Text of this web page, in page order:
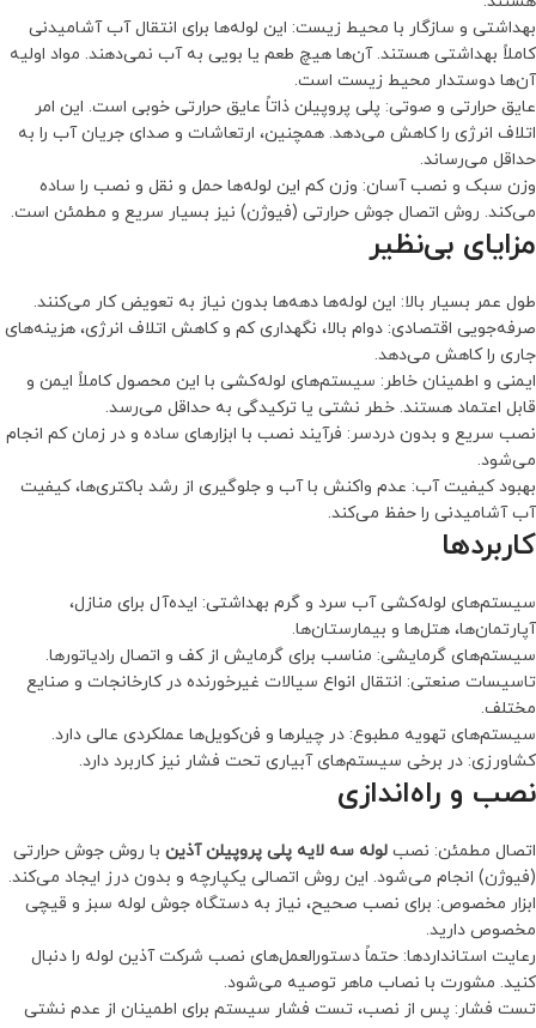
بهداشتی و سازگار با محیط زیست: این لوله‌ها برای انتقال آب آشامیدنی
کاملاً بهداشتی هستند. آن‌ها هیچ طعم یا بویی به آب نمی‌دهند. مواد اولیه
آن‌ها دوستدار محیط زیست است.
عایق حرارتی و صوتی: پلی پروپیلن ذاتاً عایق حرارتی خوبی است. این امر
اتلاف انرژی را کاهش می‌دهد. همچنین، ارتعاشات و صدای جریان آب را به
حداقل می‌رساند.
وزن سبک و نصب آسان: وزن کم این لوله‌ها حمل و نقل و نصب را ساده
می‌کند. روش اتصال جوش حرارتی (فیوژن) نیز بسیار سریع و مطمئن است.
مزایای بی‌نظیر
طول عمر بسیار بالا: این لوله‌ها دهه‌ها بدون نیاز به تعویض کار می‌کنند.
صرفه‌جویی اقتصادی: دوام بالا، نگهداری کم و کاهش اتلاف انرژی، هزینه‌های
جاری را کاهش می‌دهد.
ایمنی و اطمینان خاطر: سیستم‌های لوله‌کشی با این محصول کاملاً ایمن و
قابل اعتماد هستند. خطر نشتی یا ترکیدگی به حداقل می‌رسد.
نصب سریع و بدون دردسر: فرآیند نصب با ابزارهای ساده و در زمان کم انجام
می‌شود.
بهبود کیفیت آب: عدم واکنش با آب و جلوگیری از رشد باکتری‌ها، کیفیت
آب آشامیدنی را حفظ می‌کند.
کاربردها
سیستم‌های لوله‌کشی آب سرد و گرم بهداشتی: ایده‌آل برای منازل،
آپارتمان‌ها، هتل‌ها و بیمارستان‌ها.
سیستم‌های گرمایشی: مناسب برای گرمایش از کف و اتصال رادیاتورها.
تاسیسات صنعتی: انتقال انواع سیالات غیرخورنده در کارخانجات و صنایع
مختلف.
سیستم‌های تهویه مطبوع: در چیلرها و فن‌کویل‌ها عملکردی عالی دارد.
کشاورزی: در برخی سیستم‌های آبیاری تحت فشار نیز کاربرد دارد.
نصب و راه‌اندازی
اتصال مطمئن: نصب لوله سه لایه پلی پروپیلن آذین با روش جوش حرارتی
(فیوژن) انجام می‌شود. این روش اتصالی یکپارچه و بدون درز ایجاد می‌کند.
ابزار مخصوص: برای نصب صحیح، نیاز به دستگاه جوش لوله سبز و قیچی
مخصوص دارید.
رعایت استانداردها: حتماً دستورالعمل‌های نصب شرکت آذین لوله را دنبال
کنید. مشورت با نصاب ماهر توصیه می‌شود.
تست فشار: پس از نصب، تست فشار سیستم برای اطمینان از عدم نشتی